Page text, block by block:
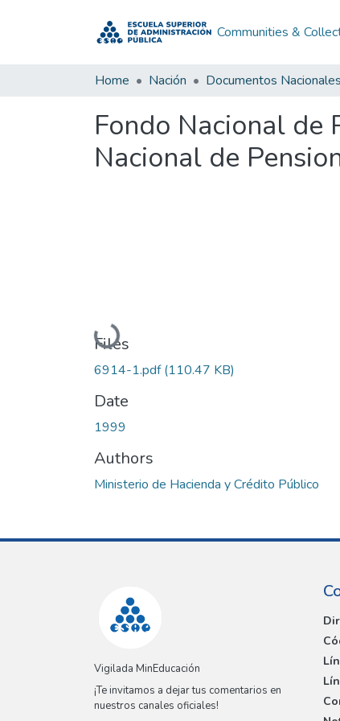
Communities &
Home Nación Documentos Nacionales
Fondo Nacional de
Nacional de
Loading...
Files
6914-1.pdf(110.47 KB)
Date
1999
Authors
Ministerio de Hacienda y Crédito Público
Vigilada MinEducación
¡Te invitamos a dejar tus comentarios en
nuestros canales oficiales!